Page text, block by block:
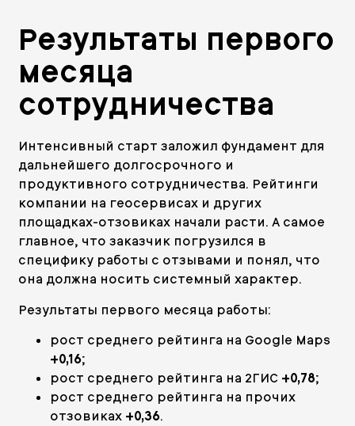
Результаты первого
месяца
сотрудничества
Интенсивный старт заложил фундамент для
дальнейшего долгосрочного и
продуктивного сотрудничества. Рейтинги
компании на геосервисах и других
площадках-отзовиках начали расти. А самое
главное, что заказчик погрузился в
специфику работы с отзывами и понял, что
она должна носить системный характер.
Результаты первого месяца работы:
рост среднего рейтинга на Google Maps
+0,16;
рост среднего рейтинга на 2ГИС +0,78;
рост среднего рейтинга на прочих
отзовиках +0,36.